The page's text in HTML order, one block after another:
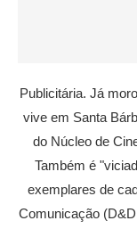
Publicitária. Já
vive em Santa
do Núcleo de
Também é
exemplares de
Comunicação